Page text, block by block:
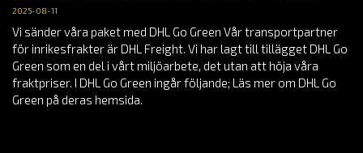
2025-08-11
Vi sänder våra paket med DHL Go Green Vår transportpartner
för inrikesfrakter är DHL Freight. Vi har lagt till tillägget DHL Go
Green som en del i vårt miljöarbete, det utan att höja våra
fraktpriser. I DHL Go Green ingår följande; Läs mer om DHL Go
Green på deras hemsida.